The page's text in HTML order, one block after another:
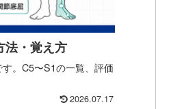
法・覚え方
。C5〜S1の一覧、評価
2026.07.17